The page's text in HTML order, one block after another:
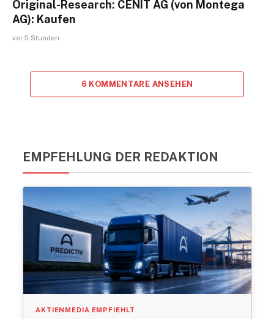
Original-Research: CENIT AG (von Montega
AG): Kaufen
vor 5 Stunden
6 KOMMENTARE ANSEHEN
EMPFEHLUNG DER REDAKTION
AKTIENMEDIA EMPFIEHLT